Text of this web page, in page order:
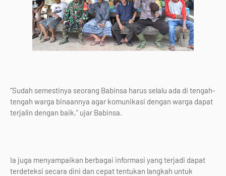
“Sudah semestinya seorang Babinsa harus selalu ada di tengah-
tengah warga binaannya agar komunikasi dengan warga dapat
terjalin dengan baik,” ujar Babinsa.
Ia juga menyampaikan berbagai informasi yang terjadi dapat
terdeteksi secara dini dan cepat tentukan langkah untuk